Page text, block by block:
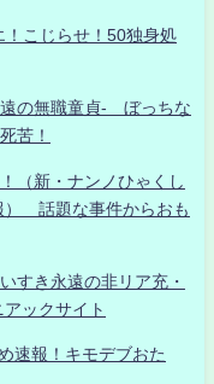
！こじらせ！50独身処
の無職童貞- ぼっちな
苦！
（新・ナンノひゃくし
） 話題な事件からおも
すき永遠の非リア充・
ックサイト
速報！キモデブおた